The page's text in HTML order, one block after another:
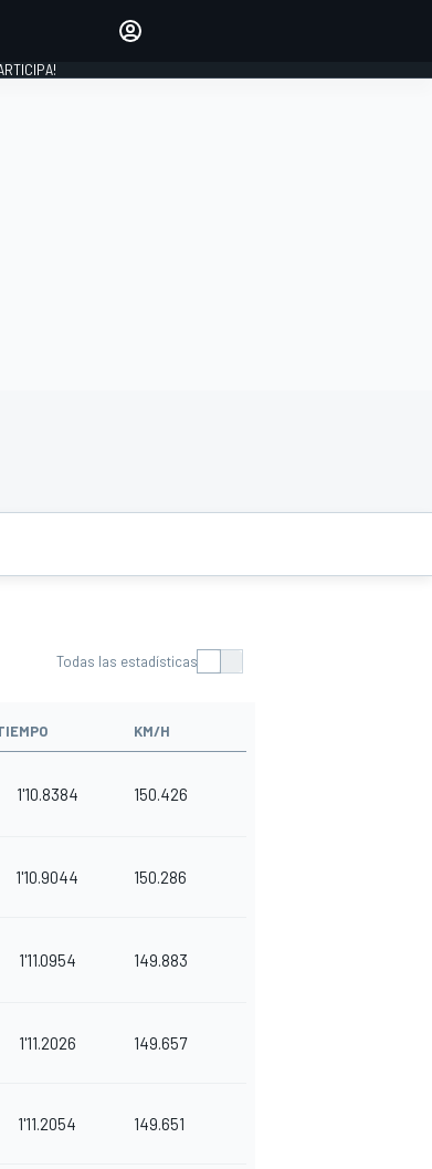
Todas las estadísticas
KM/H
1'10.8384 150.426
1'10.9044 150.286
1'11.0954 149.883
1'11.2026 149.657
1'11.2054 149.651